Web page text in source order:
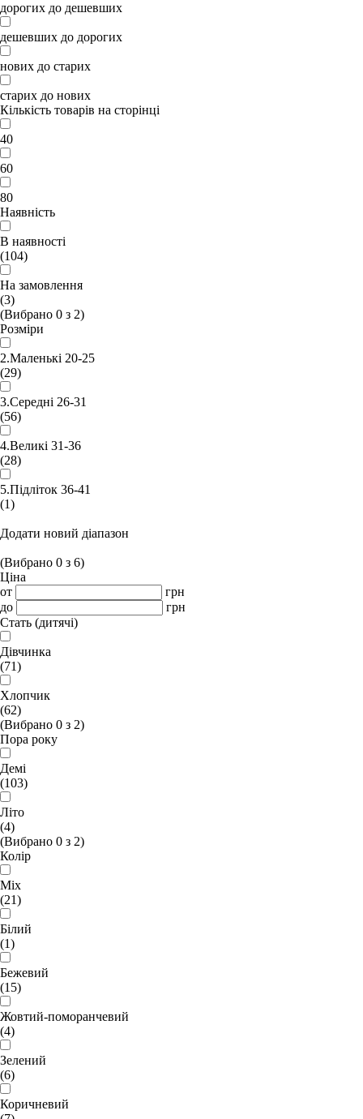
дорогих до дешевших
дешевших до дорогих
нових до старих
старих до нових
Кількість товарів на сторінці
40
60
80
Наявність
В наявності
(104)
На замовлення
(3)
(Вибрано 0 з 2)
Розміри
2.Маленькі 20-25
(29)
3.Середні 26-31
(56)
4.Великі 31-36
(28)
5.Підліток 36-41
(1)
Додати новий діапазон
(Вибрано 0 з 6)
Ціна
от
грн
до
грн
Стать (дитячі)
Дівчинка
(71)
Хлопчик
(62)
(Вибрано 0 з 2)
Пора року
Демі
(103)
Літо
(4)
(Вибрано 0 з 2)
Колір
Mix
(21)
Білий
(1)
Бежевий
(15)
Жовтий-поморанчевий
(4)
Зелений
(6)
Коричневий